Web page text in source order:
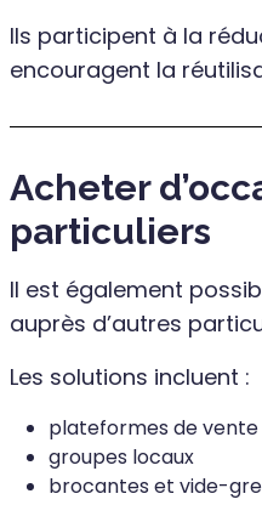
Ils participent à la
encouragent la
Acheter
particuliers
Il est également
auprès d’autres
Les solutions incluent :
plateformes de vente
groupes locaux
brocantes et vide-